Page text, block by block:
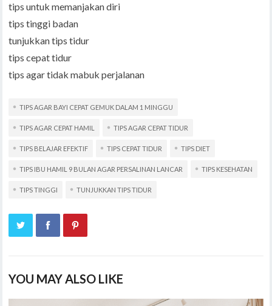
tips untuk memanjakan diri
tips tinggi badan
tunjukkan tips tidur
tips cepat tidur
tips agar tidak mabuk perjalanan
TIPS AGAR BAYI CEPAT GEMUK DALAM 1 MINGGU
TIPS AGAR CEPAT HAMIL TIPS AGAR CEPAT TIDUR
TIPS BELAJAR EFEKTIF TIPS CEPAT TIDUR TIPS DIET
TIPS IBU HAMIL 9 BULAN AGAR PERSALINAN LANCAR TIPS KESEHATAN
TIPS TINGGI TUNJUKKAN TIPS TIDUR
YOU MAY ALSO LIKE